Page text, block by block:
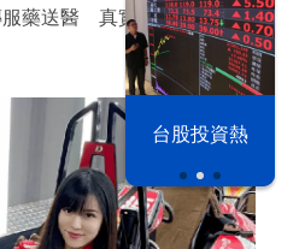
漢光42演習 台股投資熱
服藥送醫 真實待查證